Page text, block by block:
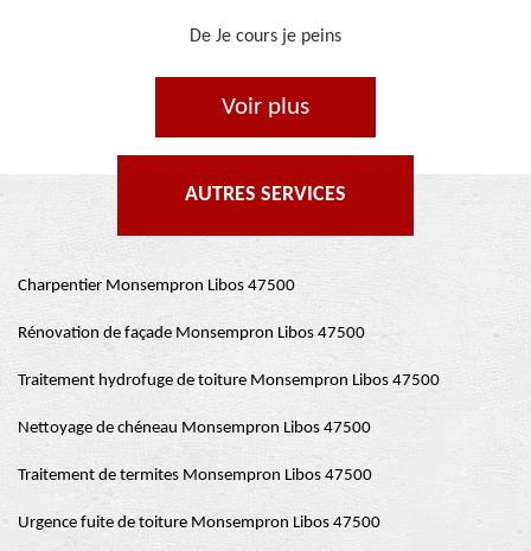
De Ornella
Voir plus
AUTRES SERVICES
Charpentier Monsempron Libos 47500
Rénovation de façade Monsempron Libos 47500
Traitement hydrofuge de toiture Monsempron Libos 47500
Nettoyage de chéneau Monsempron Libos 47500
Traitement de termites Monsempron Libos 47500
Urgence fuite de toiture Monsempron Libos 47500